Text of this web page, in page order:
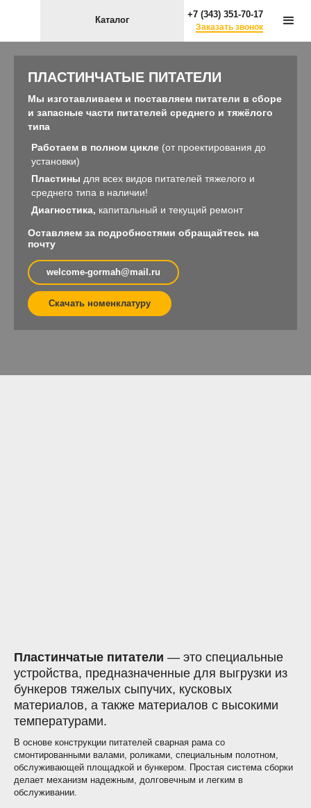
Каталог
+7 (343) 351-70-17
Заказать звонок
ПЛАСТИНЧАТЫЕ ПИТАТЕЛИ
Мы изготавливаем и поставляем питатели в сборе
и запасные части питателей среднего и тяжёлого
типа
Работаем в полном цикле (от проектирования до
установки)
Пластины для всех видов питателей тяжелого и
среднего типа в наличии!
Диагностика, капитальный и текущий ремонт
Оставляем за подробностями обращайтесь на
почту
welcome-gormah@mail.ru
Скачать номенклатуру
Пластинчатые питатели — это специальные
устройства, предназначенные для выгрузки из
бункеров тяжелых сыпучих, кусковых
материалов, а также материалов с высокими
температурами.
В основе конструкции питателей сварная рама со
смонтированными валами, роликами, специальным полотном,
обслуживающей площадкой и бункером. Простая система сборки
делает механизм надежным, долговечным и легким в
обслуживании.